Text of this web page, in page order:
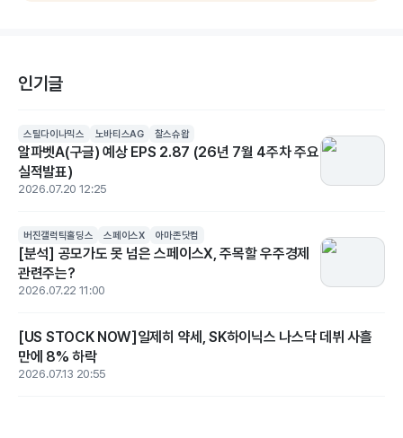
인기글
스틸다이나믹스 노바티스AG 찰스슈왑
알파벳A(구글) 예상 EPS 2.87 (26년 7월 4주차 주요
실적발표)
2026.07.20 12:25
버진갤럭틱홀딩스 스페이스X 아마존닷컴
[분석] 공모가도 못 넘은 스페이스X, 주목할 우주경제
관련주는?
2026.07.22 11:00
[US STOCK NOW]일제히 약세, SK하이닉스 나스닥 데뷔 사흘
만에 8% 하락
2026.07.13 20:55